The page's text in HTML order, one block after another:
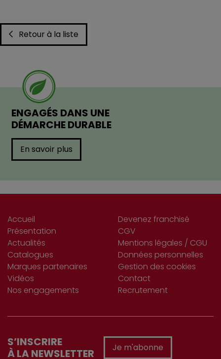
Retour à la liste
ENGAGÉS DANS UNE
DÉMARCHE DURABLE
En savoir plus
Accueil
Présentation
Actualités
Catalogues
Marques partenaires
Vidéos
Nos engagements
Devenez franchisé
CGV
Mentions légales / CGU
Données personnelles
Gestion des cookies
Contact
Recrutement
S’INSCRIRE
À LA NEWSLETTER
Je m'abonne